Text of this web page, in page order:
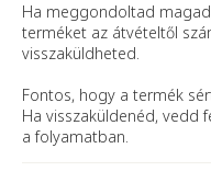
Ha meggondoltad
terméket az átvételtől
visszaküldheted.
Fontos, hogy a termék
Ha visszaküldenéd, vedd
a folyamatban.